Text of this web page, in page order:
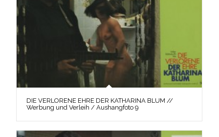
DIE VERLORENE EHRE DER KATHARINA BLUM //
Werbung und Verleih / Aushangfoto 9